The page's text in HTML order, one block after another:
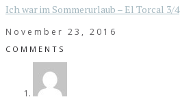
Ich war im Sommerurlaub – El Torcal 3/4
November 23, 2016
COMMENTS